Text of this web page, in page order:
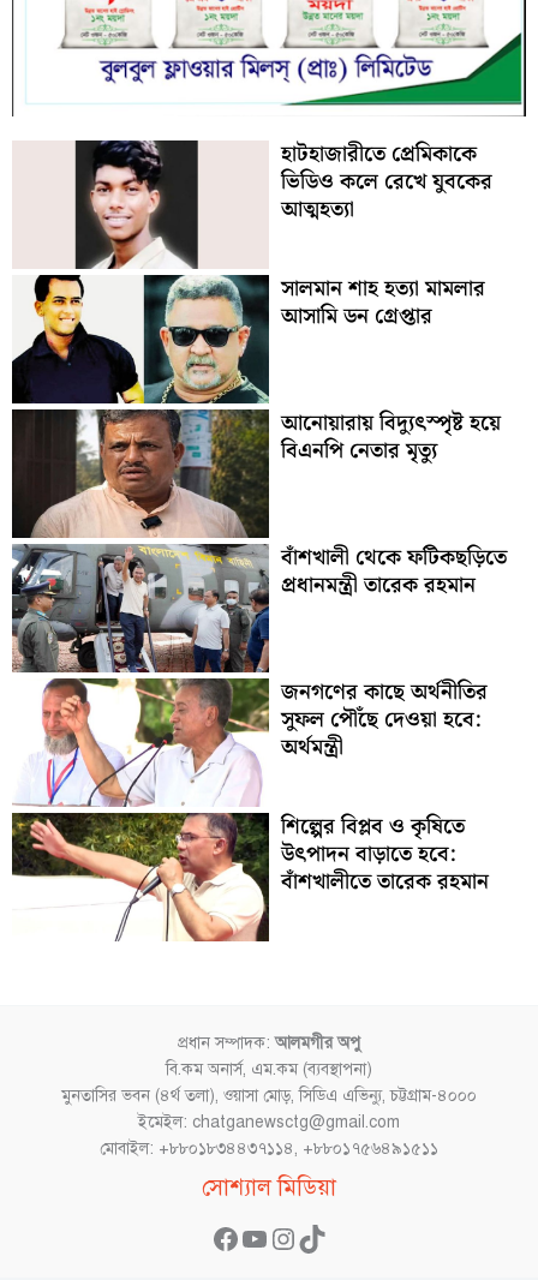
হাটহাজারীতে প্রেমিকাকে
ভিডিও কলে রেখে যুবকের
আত্মহত্যা
সালমান শাহ হত্যা মামলার
আসামি ডন গ্রেপ্তার
আনোয়ারায় বিদ্যুৎস্পৃষ্ট হয়ে
বিএনপি নেতার মৃত্যু
বাঁশখালী থেকে ফটিকছড়িতে
প্রধানমন্ত্রী তারেক রহমান
জনগণের কাছে অর্থনীতির
সুফল পৌঁছে দেওয়া হবে:
অর্থমন্ত্রী
শিল্পের বিপ্লব ও কৃষিতে
উৎপাদন বাড়াতে হবে:
বাঁশখালীতে তারেক রহমান
প্রধান সম্পাদক:আলমগীর অপু
বি.কম অনার্স, এম.কম (ব্যবস্থাপনা)
মুনতাসির ভবন (৪র্থ তলা), ওয়াসা মোড়, সিডিএ এভিন্যু, চট্টগ্রাম-৪০০০
ইমেইল: chatganewsctg@gmail.com
মোবাইল: +৮৮০১৮৩৪৪৩৭১১৪, +৮৮০১৭৫৬৪৯১৫১১
সোশ্যাল মিডিয়া
Facebook
YouTube
Instagram
TikTok